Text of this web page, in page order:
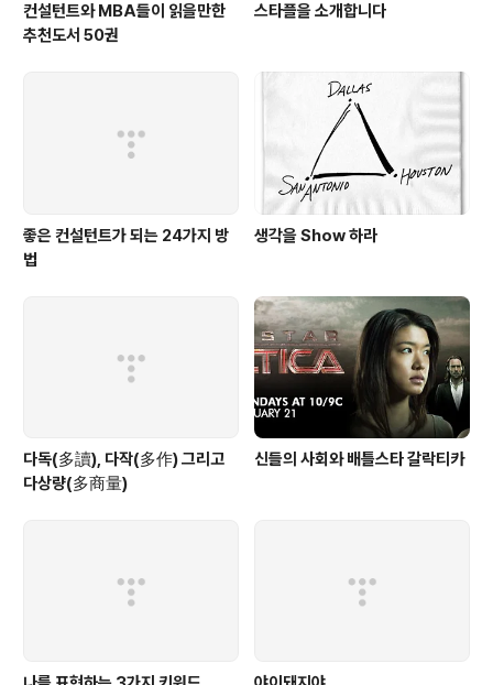
컨설턴트와 MBA들이 읽을만한
추천도서 50권
스타플을 소개합니다
좋은 컨설턴트가 되는 24가지 방
법
생각을 Show 하라
다독(多讀), 다작(多作) 그리고
다상량(多商量)
신들의 사회와 배틀스타 갈락티카